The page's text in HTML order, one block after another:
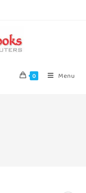
0 Menu